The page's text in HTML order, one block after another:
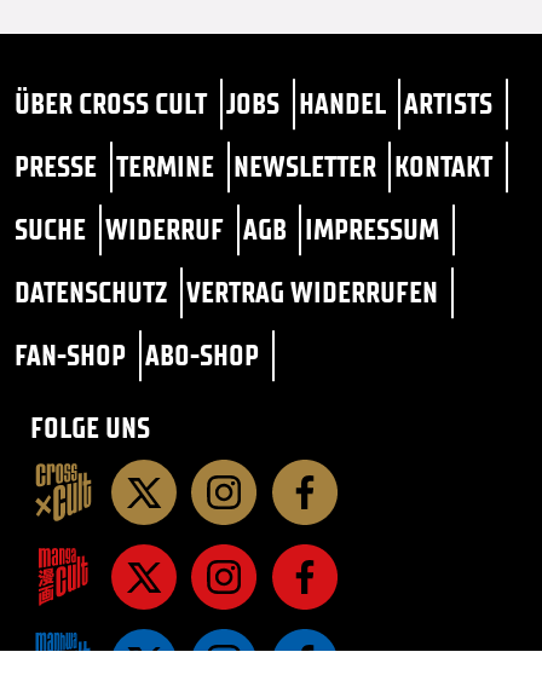
ÜBER CROSS CULT JOBS HANDEL ARTISTS
PRESSE TERMINE NEWSLETTER KONTAKT
SUCHE WIDERRUF AGB IMPRESSUM
DATENSCHUTZ VERTRAG WIDERRUFEN
FAN-SHOP ABO-SHOP
FOLGE UNS